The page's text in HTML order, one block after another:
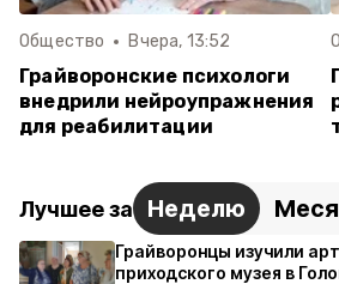
Общество Вчера, 13:52
Грайворонские психологи
внедрили нейроупражнения
для реабилитации
Лучшее за Неделю
Грайворонцы изучили
приходского музея в